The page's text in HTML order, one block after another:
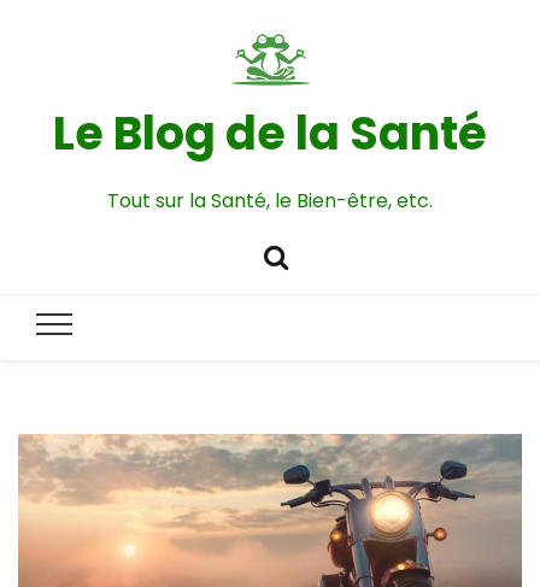
Le Blog de la Santé
Tout sur la Santé, le Bien-être, etc.